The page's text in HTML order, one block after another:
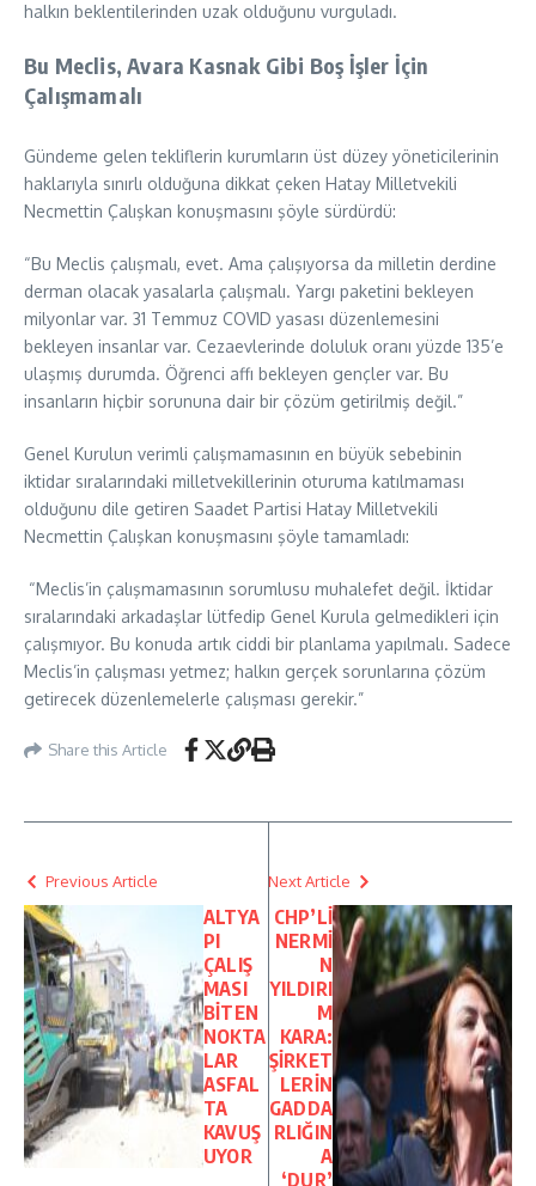
halkın beklentilerinden uzak olduğunu vurguladı.
Bu Meclis, Avara Kasnak Gibi Boş İşler İçin
Çalışmamalı
Gündeme gelen tekliflerin kurumların üst düzey yöneticilerinin
haklarıyla sınırlı olduğuna dikkat çeken Hatay Milletvekili
Necmettin Çalışkan konuşmasını şöyle sürdürdü:
“Bu Meclis çalışmalı, evet. Ama çalışıyorsa da milletin derdine
derman olacak yasalarla çalışmalı. Yargı paketini bekleyen
milyonlar var. 31 Temmuz COVID yasası düzenlemesini
bekleyen insanlar var. Cezaevlerinde doluluk oranı yüzde 135’e
ulaşmış durumda. Öğrenci affı bekleyen gençler var. Bu
insanların hiçbir sorununa dair bir çözüm getirilmiş değil.”
Genel Kurulun verimli çalışmamasının en büyük sebebinin
iktidar sıralarındaki milletvekillerinin oturuma katılmaması
olduğunu dile getiren Saadet Partisi Hatay Milletvekili
Necmettin Çalışkan konuşmasını şöyle tamamladı:
“Meclis’in çalışmamasının sorumlusu muhalefet değil. İktidar
sıralarındaki arkadaşlar lütfedip Genel Kurula gelmedikleri için
çalışmıyor. Bu konuda artık ciddi bir planlama yapılmalı. Sadece
Meclis’in çalışması yetmez; halkın gerçek sorunlarına çözüm
getirecek düzenlemelerle çalışması gerekir.”
Share this Article
Previous Article
ALTYA
PI
ÇALIŞ
MASI
BİTEN
NOKTA
LAR
ASFAL
TA
KAVUŞ
UYOR
Next Article
CHP’Lİ
NERMİ
N
YILDIRI
M
KARA:
ŞİRKET
LERİN
GADDA
RLIĞIN
A
‘DUR’